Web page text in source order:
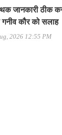
जानकारी ठीक
गनीव कौर को सलाह
2026 12:55 PM